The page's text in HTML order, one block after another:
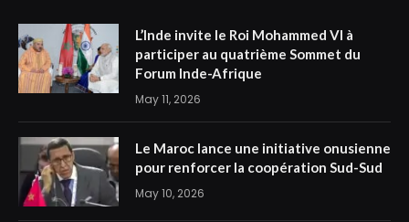
L’Inde invite le Roi Mohammed VI à
participer au quatrième Sommet du
Forum Inde-Afrique
May 11, 2026
Le Maroc lance une initiative onusienne
pour renforcer la coopération Sud-Sud
May 10, 2026